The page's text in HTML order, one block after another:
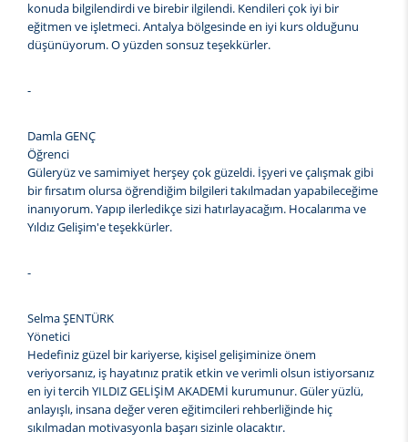
konuda bilgilendirdi ve birebir ilgilendi. Kendileri çok iyi bir
eğitmen ve işletmeci. Antalya bölgesinde en iyi kurs olduğunu
düşünüyorum. O yüzden sonsuz teşekkürler.
-
Damla GENÇ
Öğrenci
Güleryüz ve samimiyet herşey çok güzeldi. İşyeri ve çalışmak gibi
bir fırsatım olursa öğrendiğim bilgileri takılmadan yapabileceğime
inanıyorum. Yapıp ilerledikçe sizi hatırlayacağım. Hocalarıma ve
Yıldız Gelişim'e teşekkürler.
-
Selma ŞENTÜRK
Yönetici
Hedefiniz güzel bir kariyerse, kişisel gelişiminize önem
veriyorsanız, iş hayatınız pratik etkin ve verimli olsun istiyorsanız
en iyi tercih YILDIZ GELİŞİM AKADEMİ kurumunur. Güler yüzlü,
anlayışlı, insana değer veren eğitimcileri rehberliğinde hiç
sıkılmadan motivasyonla başarı sizinle olacaktır.